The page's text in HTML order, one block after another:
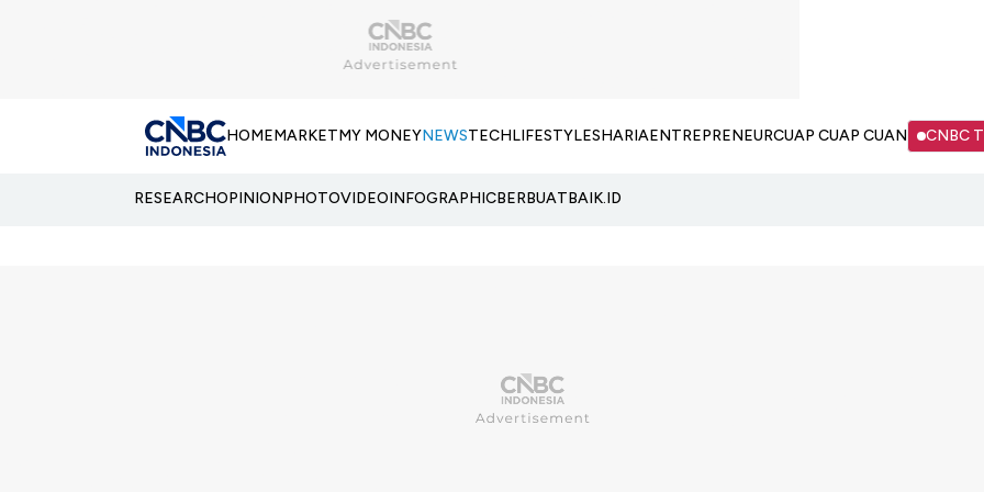
HOMEMARKETMY MONEYNEWSTECHLIFESTYLESHARIAENTREPRENEURCUAP CUAP CUAN CNBC
RESEARCHOPINIONPHOTOVIDEOINFOGRAPHICBERBUATBAIK.ID